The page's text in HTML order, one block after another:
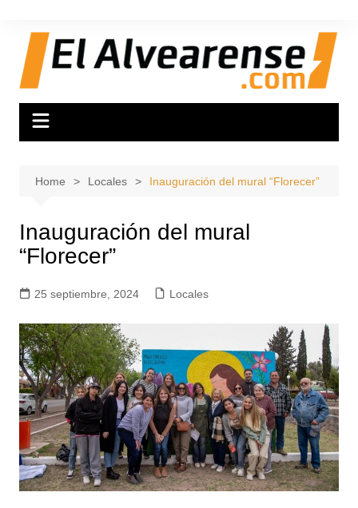
content
Home Locales Inauguración del mural “Florecer”
Inauguración del mural
“Florecer”
25 septiembre, 2024 Locales